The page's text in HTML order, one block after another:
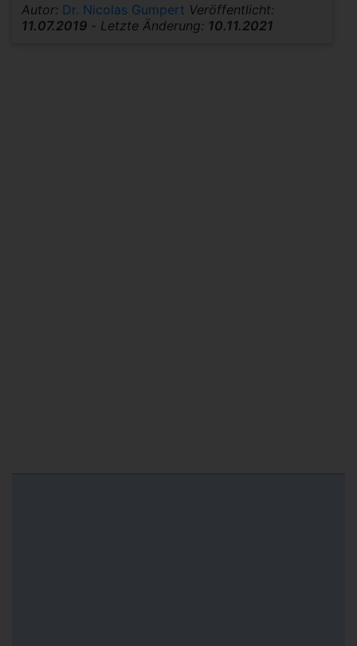
Autor: Dr. Nicolas Gumpert Veröffentlicht:
11.07.2019 - Letzte Änderung: 10.11.2021